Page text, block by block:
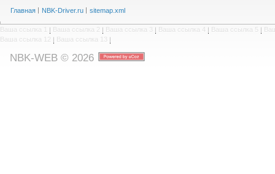
Главная NBK-Driver.ru sitemap.xml
Ваша ссылка 1 | Ваша ссылка 2 | Ваша ссылка 3 | Ваша ссылка 4 | Ваша ссылка 5 |
Ваша ссылка 12 | Ваша ссылка 13 |
NBK-WEB © 2026